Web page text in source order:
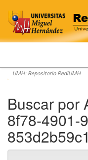
Skip
navigation
UMH: Repositorio RediUMH
Buscar por
8f78-4901-